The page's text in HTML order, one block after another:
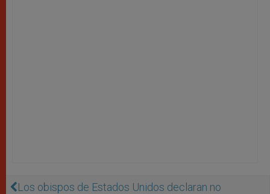
Los obispos de Estados Unidos declaran no